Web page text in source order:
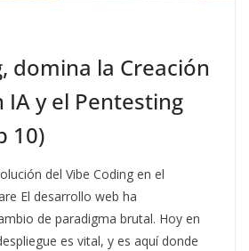
domina la Creación
IA y el Pentesting
10)
del Vibe Coding en el
El desarrollo web ha
de paradigma brutal. Hoy en
es vital, y es aquí donde